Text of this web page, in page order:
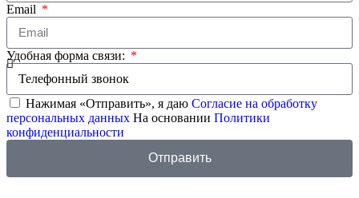
Email
Удобная форма связи:
Нажимая «Отправить», я даю Согласие на обработку
персональных данных На основании Политики
конфиденциальности
Отправить